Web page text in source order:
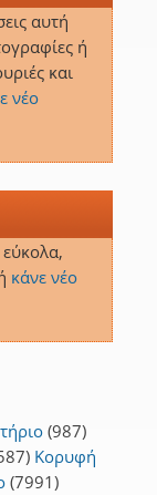
αυτή
ή
και
νέο
κάνε νέο
(987)
Κορυφή
(7991)